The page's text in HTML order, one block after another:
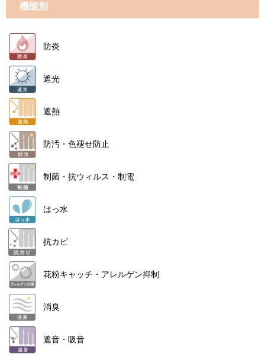
機能別
防炎
遮光
遮熱
防汚・色褪せ防止
制菌・抗ウィルス・制電
はっ水
抗カビ
花粉キャッチ・アレルゲン抑制
消臭
遮音・吸音